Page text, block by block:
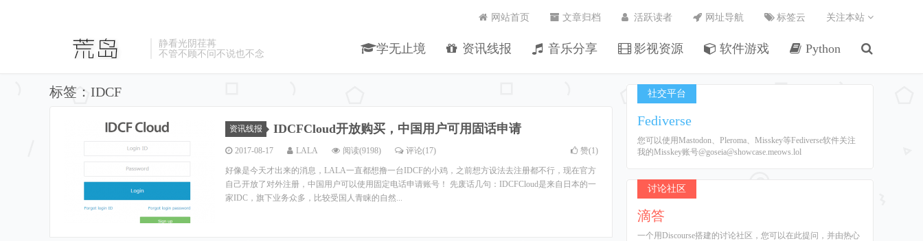
静看光阴荏苒
不管不顾不问不说也不念
学无止境 资讯线报 音乐分享 影视资源 软件游戏 Python
网站首页 文章归档 活跃读者 网址导航 标签云 关注本站
标签：IDCF
资讯线报 IDCFCloud开放购买，中国用户可用固话申请
2017-08-17 LALA 阅读(9198) 评论(17) 赞(1)
好像是今天才出来的消息，LALA一直都想撸一台IDCF的小鸡，之前想方设法去注册都不行，现在官方
自己开放了对外注册，中国用户可以使用固定电话申请账号！ 先废话几句：IDCFCloud是来自日本的一
家IDC，旗下业务众多，比较受国人青睐的自然...
社交平台
Fediverse
您可以使用Mastodon、Pleroma、Misskey等Fediverse软件关注
我的Misskey账号@goseia@showcase.meows.lol
讨论社区
滴答
一个用Discourse搭建的讨论社区，您可以在此提问，并由热心